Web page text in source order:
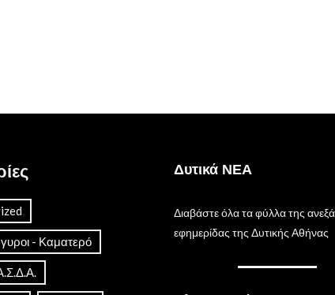
- Καματερό
Δυτικά ΝΕΑ
Διαβάστε όλα τα φύλλα της
εφημερίδας της Δυτικής Αθήνας